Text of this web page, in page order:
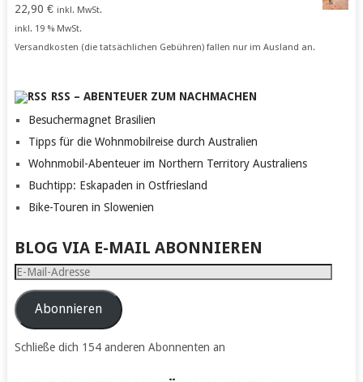
22,90 € inkl. MwSt.
inkl. 19 % MwSt.
Versandkosten (die tatsächlichen Gebühren) fallen nur im Ausland an.
RSS – ABENTEUER ZUM NACHMACHEN
Besuchermagnet Brasilien
Tipps für die Wohnmobilreise durch Australien
Wohnmobil-Abenteuer im Northern Territory Australiens
Buchtipp: Eskapaden in Ostfriesland
Bike-Touren in Slowenien
BLOG VIA E-MAIL ABONNIEREN
E-
Mail-
AdresseAbonnieren
Schließe dich 154 anderen Abonnenten an